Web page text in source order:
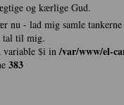
og kærlige Gud.
nu - lad mig samle tankerne
tal til mig.
variable $i in/var/www/el-
383